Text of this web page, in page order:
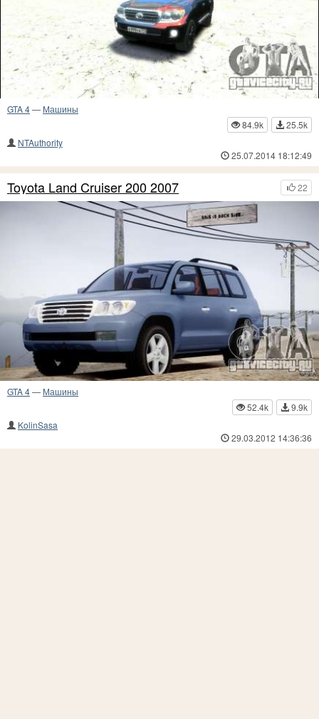
GTA 4— Машины
84.9k
25.5k
NTAuthority
25.07.2014 18:12:49
22
Toyota Land Cruiser 200 2007
GTA 4— Машины
52.4k
9.9k
KolinSasa
29.03.2012 14:36:36